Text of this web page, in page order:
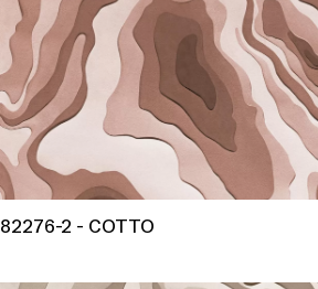
82276-2 - COTTO